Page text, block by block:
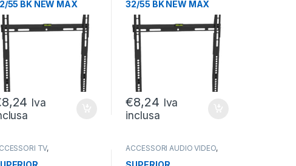
55 BK NEW MAX
MAX VESA
ULTRAFLAT
8,24 Iva
32/55 BK NEW MAX
40KG MAX VESA
400*400 ULTRAFLAT
€8,24 Iva
inclusa
TV,
,
ACCESSORI AUDIO VIDEO,
FOTO VIDEO